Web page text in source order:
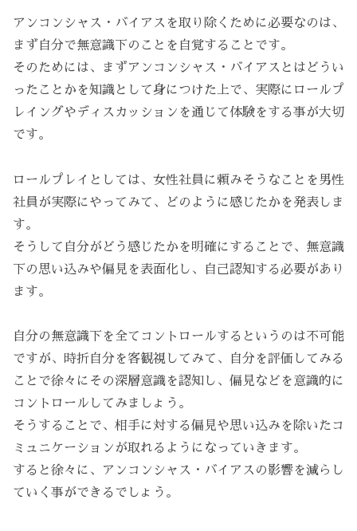
アンコンシャス・バイアスを取り除くために必要なのは、
まず自分で無意識下のことを自覚することです。
そのためには、まずアンコンシャス・バイアスとはどうい
ったことかを知識として身につけた上で、実際にロールプ
レイングやディスカッションを通じて体験をする事が大切
です。
ロールプレイとしては、女性社員に頼みそうなことを男性
社員が実際にやってみて、どのように感じたかを発表しま
す。
そうして自分がどう感じたかを明確にすることで、無意識
下の思い込みや偏見を表面化し、自己認知する必要があり
ます。
自分の無意識下を全てコントロールするというのは不可能
ですが、時折自分を客観視してみて、自分を評価してみる
ことで徐々にその深層意識を認知し、偏見などを意識的に
コントロールしてみましょう。
そうすることで、相手に対する偏見や思い込みを除いたコ
ミュニケーションが取れるようになっていきます。
すると徐々に、アンコンシャス・バイアスの影響を減らし
ていく事ができるでしょう。